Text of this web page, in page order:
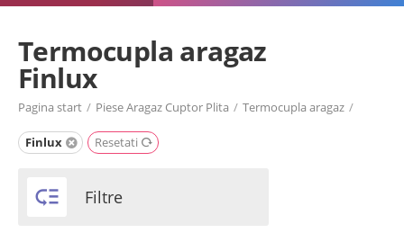
Product filters
Altus
Termocupla aragaz
Finlux
Pagina start / Piese Aragaz Cuptor Plita / Termocupla aragaz /
Finlux Resetati
 Filtre